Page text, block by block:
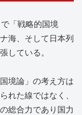
「戦略的国境
海、そして日本列
している。
境論」の考え方は
れた線ではなく、
総合力であり国力